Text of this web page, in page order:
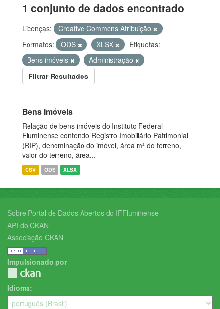
1 conjunto de dados encontrado
Licenças:
Creative Commons Atribuição
Formatos:
ODS XLSX
Etiquetas:
Bens imóveis
Administração
Filtrar Resultados
Bens Imóveis
Relação de bens imóveis do Instituto Federal
Fluminense contendo Registro Imobiliário Patrimonial
(RIP), denominação do imóvel, área m² do terreno,
valor do terreno, área...
CSV ODS XLSX
Sobre Portal de Dados Abertos do IFFluminense
API do CKAN
Associação CKAN
Impulsionado por
Idioma